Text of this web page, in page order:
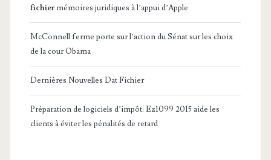
fichier mémoires juridiques à l’appui d’Apple
McConnell ferme porte sur l’action du Sénat sur les choix
de la cour Obama
Dernières Nouvelles Dat Fichier
Préparation de logiciels d’impôt: Ez1099 2015 aide les
clients à éviter les pénalités de retard